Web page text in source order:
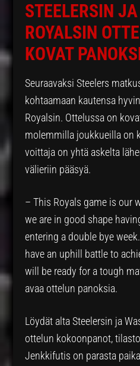
STEELERSIN
ROYALSIN
KOVAT
Seuraavaksi Steelers
kohtaamaan kautensa
Royalsin. Ottelussa on
molemmilla joukkueilla on
voittaja on yhtä askelta
välieriin pääsyä.
– This Royals game is our
we are in good shape
entering a double bye
have an uphill battle to
will be ready for a tough
avaa ottelun panoksia.
Löydät alta Steelersin ja
ottelun kokoonpanot,
Jenkkifutis on parasta